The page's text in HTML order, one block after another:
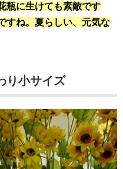
瓶に生けても素敵です
すね。夏らしい、元気な
り小サイズ